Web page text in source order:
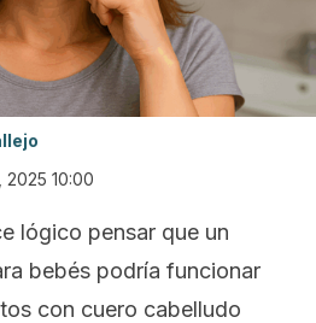
10:00
lógico pensar que un
bebés podría funcionar
con cuero cabelludo